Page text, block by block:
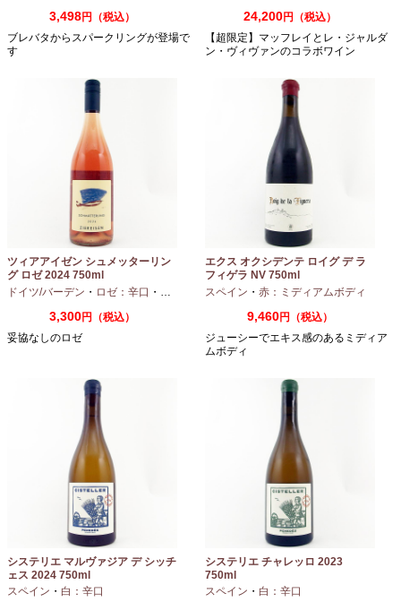
3,498円（税込）
ブレバタからスパークリングが登場で
す
24,200円（税込）
【超限定】マッフレイとレ・ジャルダ
ン・ヴィヴァンのコラボワイン
ツィアアイゼン シュメッターリン
グ ロゼ 2024 750ml
ドイツ/バーデン ・ ロゼ：辛口 ・ ピノノワール
3,300円（税込）
妥協なしのロゼ
エクス オクシデンテ ロイグ デ ラ
フィゲラ NV 750ml
（2022/2023）
スペイン ・ 赤：ミディアムボディ
9,460円（税込）
ジューシーでエキス感のあるミディア
ムボディ
システリエ マルヴァジア デ シッチ
ェス 2024 750ml
スペイン ・ 白：辛口
システリエ チャレッロ 2023
750ml
スペイン ・ 白：辛口